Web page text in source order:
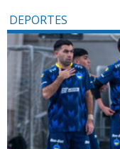
DEPORTES